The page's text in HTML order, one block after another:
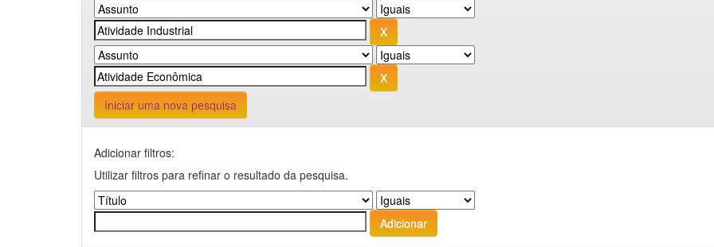
Iniciar uma nova pesquisa
Adicionar filtros:
Utilizar filtros para refinar o resultado da pesquisa.